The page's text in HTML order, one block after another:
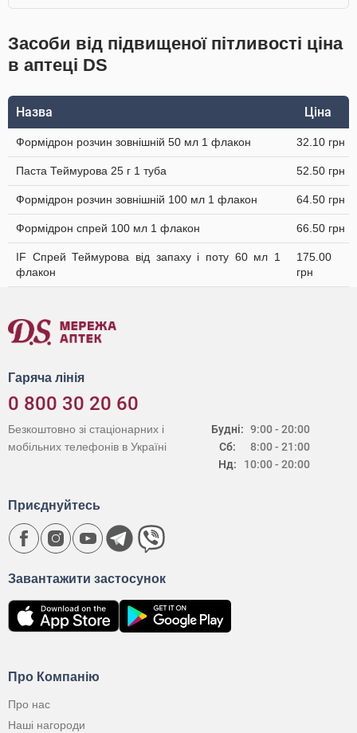
Засоби від підвищеної пітливості ціна
в аптеці DS
Назва Ціна
Формідрон розчин зовнішній 50 мл 1 флакон 32.10 грн
Паста Теймурова 25 г 1 туба 52.50 грн
Формідрон розчин зовнішній 100 мл 1 флакон 64.50 грн
Формідрон спрей 100 мл 1 флакон 66.50 грн
IF Спрей Теймурова від запаху і поту 60 мл 1
флакон
175.00
грн
Гаряча лінія
0 800 30 20 60
Будні:
Сб:
Нд:
9:00 - 20:00
8:00 - 21:00
10:00 - 20:00
Безкоштовно зі стаціонарних і
мобільних телефонів в Україні
Про Компанію
Про нас
Наші нагороди
Завантажити застосунок
Приєднуйтесь